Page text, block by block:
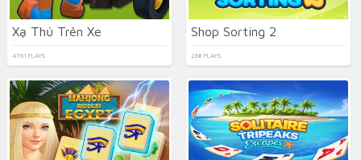
Xạ Thủ Trên Xe
4761 PLAYS
Shop Sorting 2
268 PLAYS